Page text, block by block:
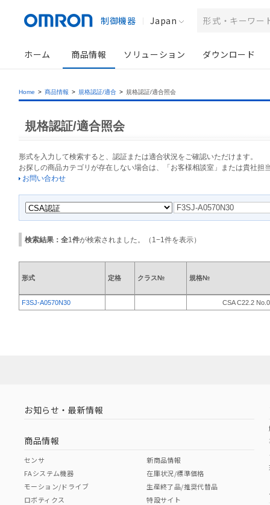
制御機器 Japan
ホーム 商品情報 ソリューション ダウンロード
Home > 商品情報 > 規格認証/適合 > 規格認証/適合照会
規格認証/適合照会
形式を入力して検索すると、認証または適合状況をご確認いただけます。
お探しの商品カテゴリが存在しない場合は、「お客様相談室」または貴社担
お問い合わせ
検索結果：全1 件が検索されました。（ 1 −1 件を表示）
形式 定格 クラス№ 規格№
F3SJ-A0570N30 CSA C22.2
お知らせ・最新情報
商品情報
センサ
FAシステム機器
モーション/ドライブ
ロボティクス
新商品情報
在庫状況/標準価格
生産終了品/推奨代替品
特設サイト